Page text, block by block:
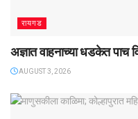
रायगड
अज्ञात वाहनाच्या धडकेत पाच
AUGUST 3, 2026